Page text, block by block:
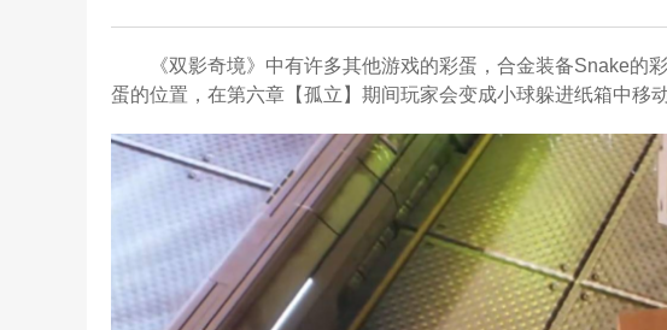
《双影奇境》中有许多其他游戏的彩蛋，合金装备Snake的
蛋的位置，在第六章【孤立】期间玩家会变成小球躲进纸箱中移